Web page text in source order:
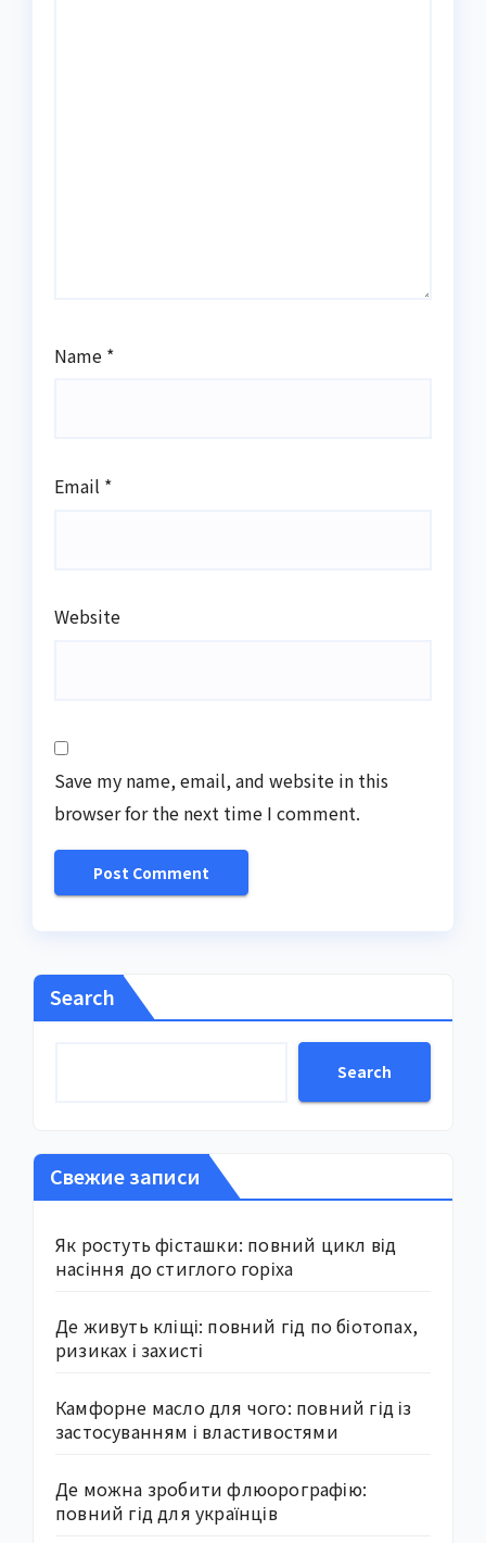
Name *
Email *
Website
Save my name, email, and website in this
browser for the next time I comment.
Search
Search
Свежие записи
Як ростуть фісташки: повний цикл від
насіння до стиглого горіха
Де живуть кліщі: повний гід по біотопах,
ризиках і захисті
Камфорне масло для чого: повний гід із
застосуванням і властивостями
Де можна зробити флюорографію:
повний гід для українців